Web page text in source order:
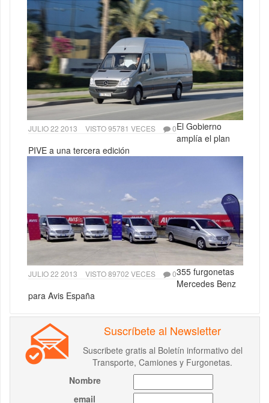
JULIO 22 2013 VISTO 95781 VECES 0El Gobierno
amplía el plan
PIVE a una tercera edición
JULIO 22 2013 VISTO 89702 VECES 0355 furgonetas
Mercedes Benz
para Avis España
Suscríbete al Newsletter
Suscribete gratis al Boletín informativo del
Transporte, Camiones y Furgonetas.
Nombre
email